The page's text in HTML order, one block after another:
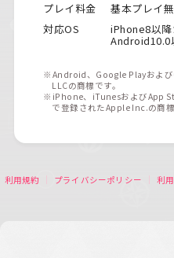
プレイ料金
基本プレイ
対応OS
iPhone8以降
Android10.0
※Android、Google Playおよ
LLCの商標です。
※iPhone、iTunesおよびApp
で登録されたApple Inc.の商標
利用規約 プライバシーポリシー 利